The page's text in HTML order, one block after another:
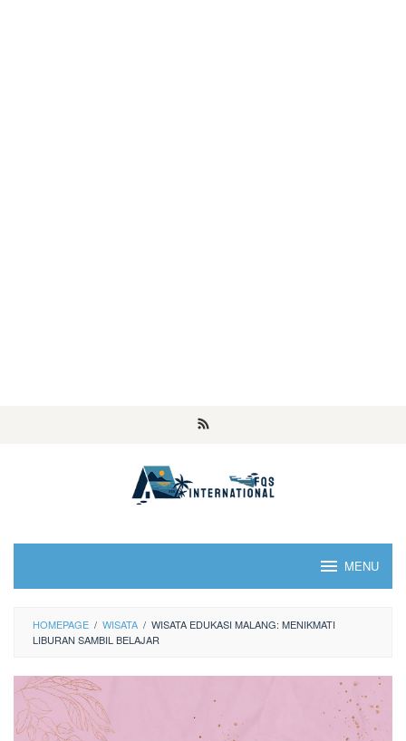
MENU
HOMEPAGE / WISATA / WISATA EDUKASI MALANG: MENIKMATI
LIBURAN SAMBIL BELAJAR